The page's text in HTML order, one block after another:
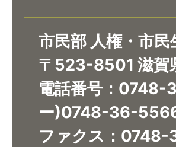
市民部 人権・市民
〒523-8501 滋賀
電話番号：0748-
ー)0748-36-
ファクス：